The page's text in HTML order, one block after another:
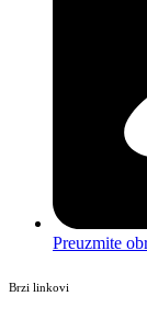
Preuzmite
Brzi linkovi